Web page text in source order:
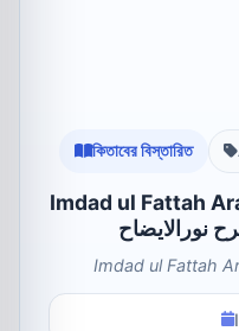
কিতাবের বিস্তারিত
Imdad ul Fattah
نورالایضاح
Imdad ul Fattah